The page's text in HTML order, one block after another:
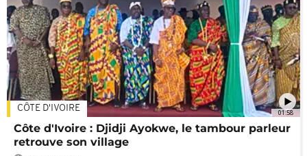
01:58
CÔTE D'IVOIRE
Côte d'Ivoire : Djidji Ayokwe, le tambour parleur
retrouve son village